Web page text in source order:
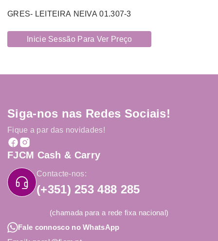
GRES- LEITEIRA NEIVA 01.307-3
Inicie Sessão Para Ver Preço
Siga-nos nas Redes Sociais!
Fique a par das novidades!
FJCM Cash & Carry
Contacte-nos:
(+351) 253 488 285
(chamada para a rede fixa nacional)
Fale connosco no WhatsApp